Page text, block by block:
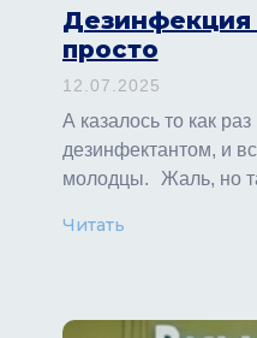
Дезинфекция
просто
12.07.2025
А казалось то как
дезинфектантом, и
молодцы. Жаль, но
Читать